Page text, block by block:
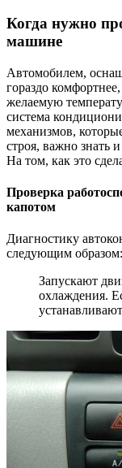
Когда нужно
машине
Автомобилем,
гораздо
желаемую
система
механизмов,
строя, важно знать
На том, как это
Проверка
капотом
Диагностику
следующим образом:
Запускают
охлаждения.